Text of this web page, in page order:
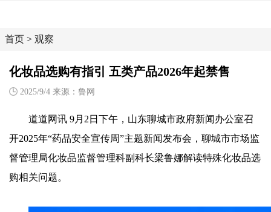
首页 > 观察
化妆品选购有指引 五类产品2026年起禁售
2025/9/4 来源：鲁网
道道网讯 9月2日下午，山东聊城市政府新闻办公室召
开2025年“药品安全宣传周”主题新闻发布会，聊城市市场监
督管理局化妆品监督管理科副科长梁鲁娜解读特殊化妆品选
购相关问题。